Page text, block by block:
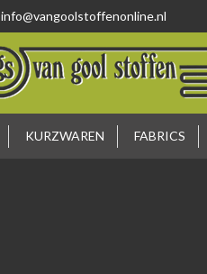
info@vangoolstoffenonline.nl
KURZWAREN FABRICS